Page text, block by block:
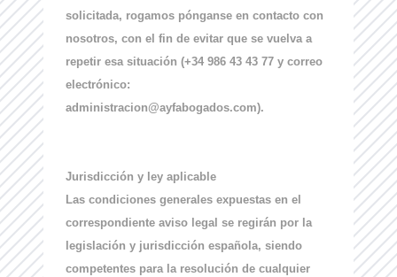
solicitada, rogamos pónganse en contacto con
nosotros, con el fin de evitar que se vuelva a
repetir esa situación (+34 986 43 43 77 y correo
electrónico:
administracion@ayfabogados.com).
Jurisdicción y ley aplicable
Las condiciones generales expuestas en el
correspondiente aviso legal se regirán por la
legislación y jurisdicción española, siendo
competentes para la resolución de cualquier